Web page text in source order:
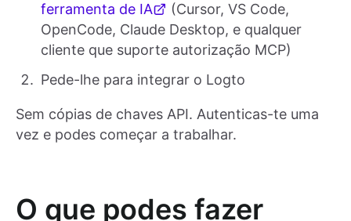
ferramenta de IA
(Cursor, VS Code,
OpenCode, Claude Desktop, e qualquer
cliente que suporte autorização MCP)
Pede-lhe para integrar o Logto
Sem cópias de chaves API. Autenticas-te uma
vez e podes começar a trabalhar.
O que podes fazer